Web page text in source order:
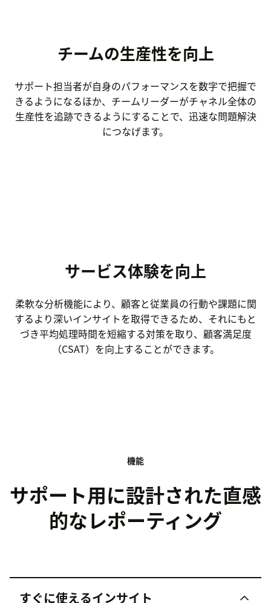
チームの生産性を向上
サポート担当者が自身のパフォーマンスを数字で把握で
きるようになるほか、チームリーダーがチャネル全体の
生産性を追跡できるようにすることで、迅速な問題解決
につなげます。
サービス体験を向上
柔軟な分析機能により、顧客と従業員の行動や課題に関
するより深いインサイトを取得できるため、それにもと
づき平均処理時間を短縮する対策を取り、顧客満足度
（CSAT）を向上することができます。
機能
サポート用に設計された直感
的なレポーティング
すぐに使えるインサイト